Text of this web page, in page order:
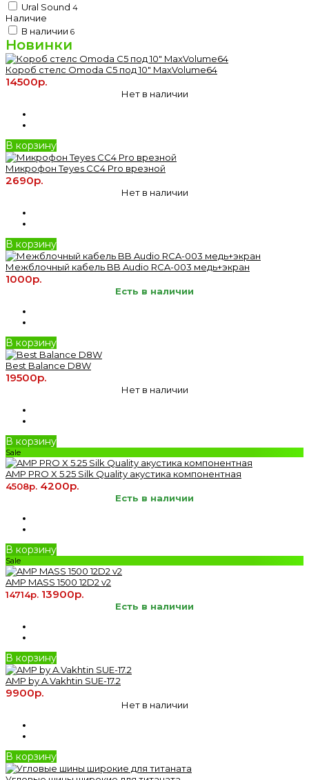
Ural Sound 4
Наличие
В наличии 6
Новинки
Короб стелс Omoda C5 под 10" MaxVolume64
14500р.
Нет в наличии
В корзину
Микрофон Teyes CC4 Pro врезной
2690р.
Нет в наличии
В корзину
Межблочный кабель BB Audio RCA-003 медь+экран
1000р.
Есть в наличии
В корзину
Best Balance D8W
19500р.
Нет в наличии
В корзину
Sale
AMP PRO X 5.25 Silk Quality акустика компонентная
4508р. 4200р.
Есть в наличии
В корзину
Sale
AMP MASS 1500 12D2 v2
14714р. 13900р.
Есть в наличии
В корзину
AMP by A.Vakhtin SUE-17.2
9900р.
Нет в наличии
В корзину